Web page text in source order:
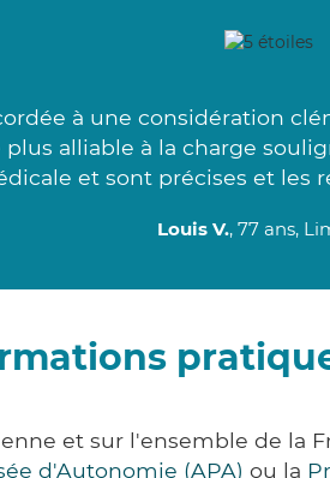
à une considération
alliable à la charge
et sont précises et les
Louis V., 77 ans,
et sur l'ensemble de la
d'Autonomie (APA) ou la